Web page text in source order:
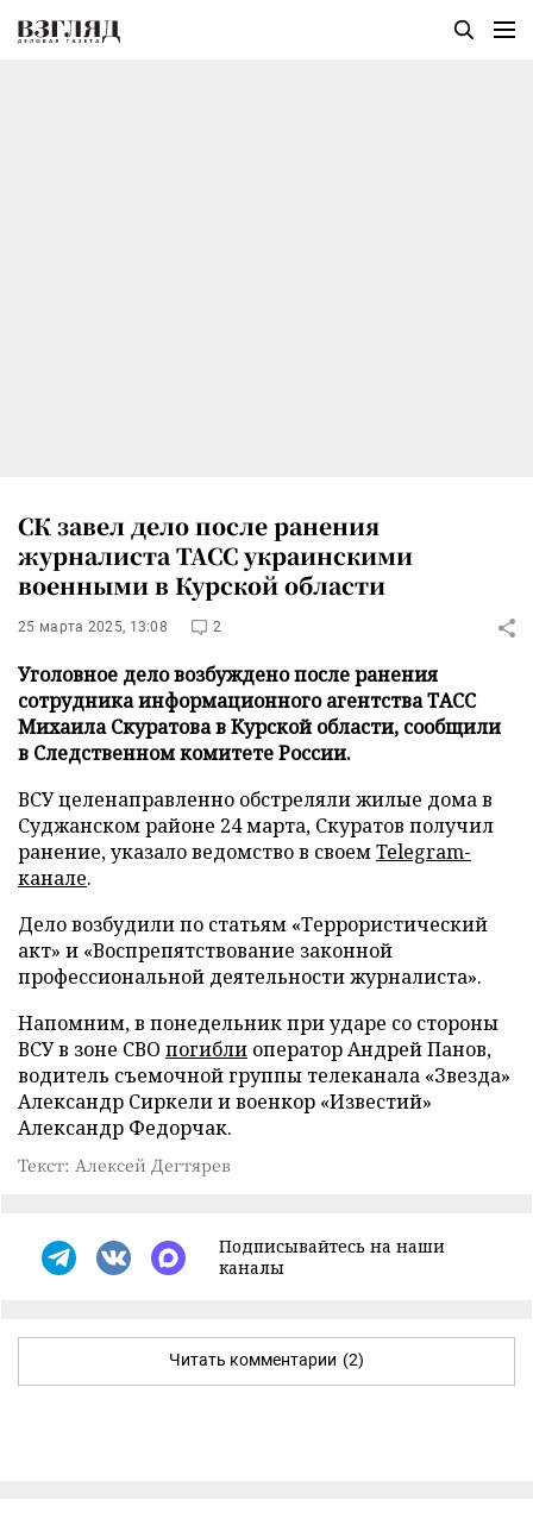
СК завел дело после ранения
журналиста ТАСС украинскими
военными в Курской области
25 марта 2025, 13:08 2
Уголовное дело возбуждено после ранения
сотрудника информационного агентства ТАСС
Михаила Скуратова в Курской области, сообщили
в Следственном комитете России.
ВСУ целенаправленно обстреляли жилые дома в
Суджанском районе 24 марта, Скуратов получил
ранение, указало ведомство в своемTelegram-
канале.
Дело возбудили по статьям «Террористический
акт» и «Воспрепятствование законной
профессиональной деятельности журналиста».
Напомним, в понедельник при ударе со стороны
ВСУ в зоне СВО погибли оператор Андрей Панов,
водитель съемочной группы телеканала «Звезда»
Александр Сиркели и военкор «Известий»
Александр Федорчак.
Текст: Алексей Дегтярев
Подписывайтесь на наши
каналы
Читать комментарии (2)